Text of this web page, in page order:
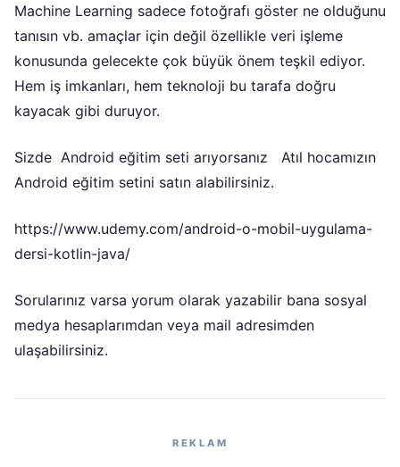
Machine Learning sadece fotoğrafı göster ne olduğunu
tanısın vb. amaçlar için değil özellikle veri işleme
konusunda gelecekte çok büyük önem teşkil ediyor.
Hem iş imkanları, hem teknoloji bu tarafa doğru
kayacak gibi duruyor.
Sizde Android eğitim seti arıyorsanız Atıl hocamızın
Android eğitim setini satın alabilirsiniz.
https://www.udemy.com/android-o-mobil-uygulama-
dersi-kotlin-java/
Sorularınız varsa yorum olarak yazabilir bana sosyal
medya hesaplarımdan veya mail adresimden
ulaşabilirsiniz.